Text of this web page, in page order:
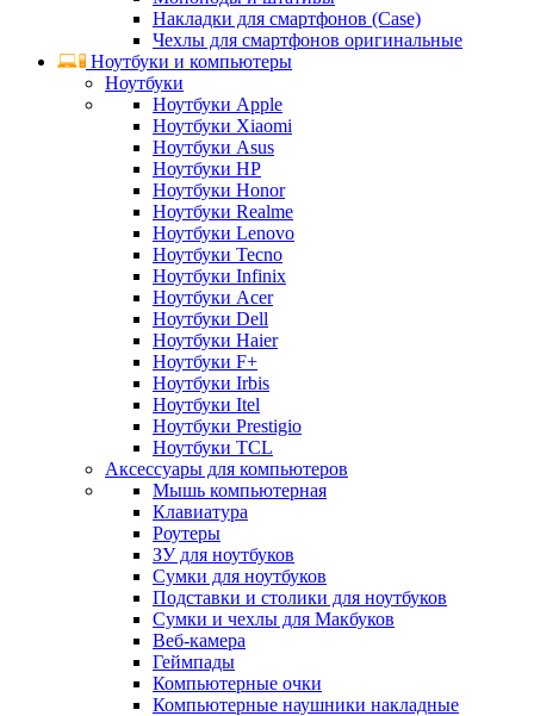
Накладки для смартфонов (Case)
Чехлы для смартфонов оригинальные
Ноутбуки и компьютеры
Ноутбуки
Ноутбуки Apple
Ноутбуки Xiaomi
Ноутбуки Asus
Ноутбуки HP
Ноутбуки Honor
Ноутбуки Realme
Ноутбуки Lenovo
Ноутбуки Tecno
Ноутбуки Infinix
Ноутбуки Acer
Ноутбуки Dell
Ноутбуки Haier
Ноутбуки F+
Ноутбуки Irbis
Ноутбуки Itel
Ноутбуки Prestigio
Ноутбуки TCL
Аксессуары для компьютеров
Мышь компьютерная
Клавиатура
Роутеры
ЗУ для ноутбуков
Сумки для ноутбуков
Подставки и столики для ноутбуков
Сумки и чехлы для Макбуков
Веб-камера
Геймпады
Компьютерные очки
Компьютерные наушники накладные